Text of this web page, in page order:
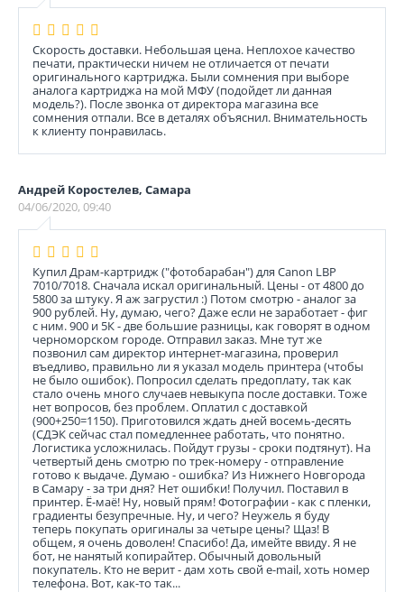
Скорость доставки. Небольшая цена. Неплохое качество
печати, практически ничем не отличается от печати
оригинального картриджа. Были сомнения при выборе
аналога картриджа на мой МФУ (подойдет ли данная
модель?). После звонка от директора магазина все
сомнения отпали. Все в деталях объяснил. Внимательность
к клиенту понравилась.
Андрей Коростелев, Самара
04/06/2020, 09:40
Купил Драм-картридж ("фотобарабан") для Canon LBP
7010/7018. Сначала искал оригинальный. Цены - от 4800 до
5800 за штуку. Я аж загрустил :) Потом смотрю - аналог за
900 рублей. Ну, думаю, чего? Даже если не заработает - фиг
с ним. 900 и 5К - две большие разницы, как говорят в одном
черноморском городе. Отправил заказ. Мне тут же
позвонил сам директор интернет-магазина, проверил
въедливо, правильно ли я указал модель принтера (чтобы
не было ошибок). Попросил сделать предоплату, так как
стало очень много случаев невыкупа после доставки. Тоже
нет вопросов, без проблем. Оплатил с доставкой
(900+250=1150). Приготовился ждать дней восемь-десять
(СДЭК сейчас стал помедленнее работать, что понятно.
Логистика усложнилась. Пойдут грузы - сроки подтянут). На
четвертый день смотрю по трек-номеру - отправление
готово к выдаче. Думаю - ошибка? Из Нижнего Новгорода
в Самару - за три дня? Нет ошибки! Получил. Поставил в
принтер. Ё-маё! Ну, новый прям! Фотографии - как с пленки,
градиенты безупречные. Ну, и чего? Неужель я буду
теперь покупать оригиналы за четыре цены? Щаз! В
общем, я очень доволен! Спасибо! Да, имейте ввиду. Я не
бот, не нанятый копирайтер. Обычный довольный
покупатель. Кто не верит - дам хоть свой e-mail, хоть номер
телефона. Вот, как-то так...